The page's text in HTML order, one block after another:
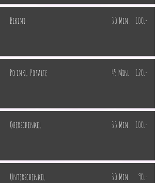
Bikini 30 Min. 100.-
Po inkl. Pofalte 45 Min. 120.-
Oberschenkel 35 Min. 100.-
Unterschenkel 30 Min. 90.-